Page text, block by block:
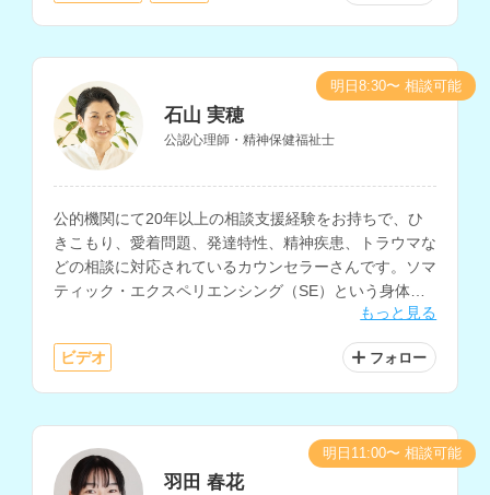
石山 実穂
公認心理師・精神保健福祉士
公的機関にて20年以上の相談支援経験をお持ちで、ひ
きこもり、愛着問題、発達特性、精神疾患、トラウマな
どの相談に対応されているカウンセラーさんです。ソマ
ティック・エクスペリエンシング（SE）という身体か
らの心理アプローチを軸にカウンセリングを行われてい
ます。
もっと見る
ビデオ フォロー
明日8:30〜 相談可能
羽田 春花
明日11:00〜 相談可能